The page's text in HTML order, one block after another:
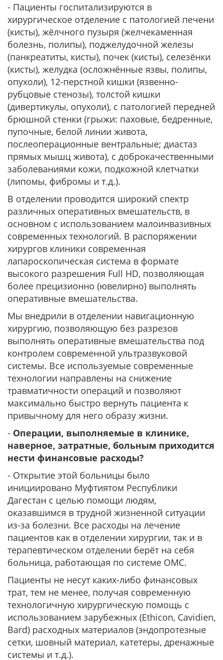
- Пациенты госпитализируются в
хирургическое отделение с патологией печени
(кисты), жёлчного пузыря (желчекаменная
болезнь, полипы), поджелудочной железы
(панкреатиты, кисты), почек (кисты), селезёнки
(кисты), желудка (осложнённые язвы, полипы,
опухоли), 12-перстной кишки (язвенно-
рубцовые стенозы), толстой кишки
(дивертикулы, опухоли), с патологией передней
брюшной стенки (грыжи: паховые, бедренные,
пупочные, белой линии живота,
послеоперационные вентральные; диастаз
прямых мышц живота), с доброкачественными
заболеваниями кожи, подкожной клетчатки
(липомы, фибромы и т.д.).
В отделении проводится широкий спектр
различных оперативных вмешательств, в
основном с использованием малоинвазивных
современных технологий. В распоряжении
хирургов клиники современная
лапароскопическая система в формате
высокого разрешения Full HD, позволяющая
более прецизионно (ювелирно) выполнять
оперативные вмешательства.
Мы внедрили в отделении навигационную
хирургию, позволяющую без разрезов
выполнять оперативные вмешательства под
контролем современной ультразвуковой
системы. Все используемые современные
технологии направлены на снижение
травматичности операций и позволяют
максимально быстро вернуть пациента к
привычному для него образу жизни.
- Операции, выполняемые в клинике,
наверное, затратные, больным приходится
нести финансовые расходы?
- Открытие этой больницы было
инициировано Муфтиятом Республики
Дагестан с целью помощи людям,
оказавшимся в трудной жизненной ситуации
из-за болезни. Все расходы на лечение
пациентов как в отделении хирургии, так и в
терапевтическом отделении берёт на себя
больница, работающая по системе ОМС.
Пациенты не несут каких-либо финансовых
трат, тем не менее, получая современную
технологичную хирургическую помощь с
использованием зарубежных (Ethicon, Cavidien,
Bard) расходных материалов (эндопротезные
сетки, шовный материал, катетеры, дренажные
системы и т.д.).